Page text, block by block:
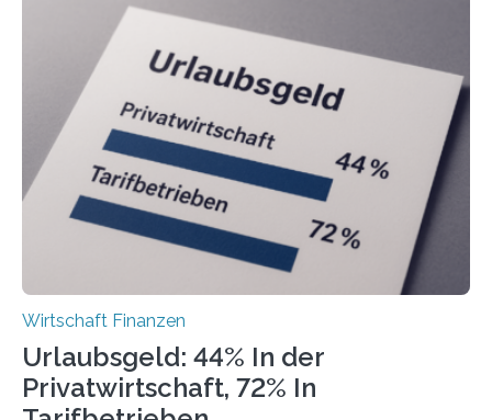
ist demnach Berlin. Betrachtet man nur die Gründungen
der Freiberuflerinnen, so liegt Leipzig an der Spitze. In
Berlin starteten in 2024 die meisten Personen in eine
eigene freiberufliche Existenz, dahinter folgten die
Städte Hamburg, München und Köln. Betrachtet man
hingegen die Existenzgründungsintensität – die Anzahl
der freiberuflichen Gründungen je…
Wirtschaft Finanzen
Urlaubsgeld: 44% In der
Privatwirtschaft, 72% In